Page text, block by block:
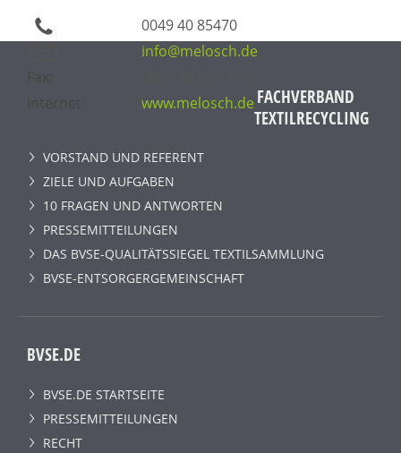
0049 40 85470
info@melosch.de
www.melosch.de FACHVERBAND
TEXTILRECYCLING
VORSTAND UND REFERENT
ZIELE UND AUFGABEN
10 FRAGEN UND ANTWORTEN
PRESSEMITTEILUNGEN
DAS BVSE-QUALITÄTSSIEGEL TEXTILSAMMLUNG
BVSE-ENTSORGERGEMEINSCHAFT
BVSE.DE
BVSE.DE STARTSEITE
PRESSEMITTEILUNGEN
RECHT